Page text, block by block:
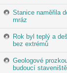
Stanice naměřila
mráz
Rok byl teplý a
bez extrémů
Geologové
budoucí staveniště